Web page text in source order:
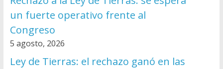
un fuerte operativo frente al
Congreso
5 agosto, 2026
Ley de Tierras: el rechazo ganó en las